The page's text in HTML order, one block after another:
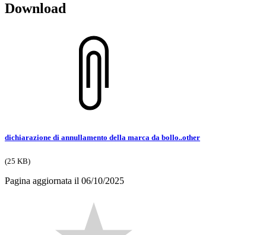
Download
dichiarazione di annullamento della marca da bollo..other
(25 KB)
Pagina aggiornata il 06/10/2025